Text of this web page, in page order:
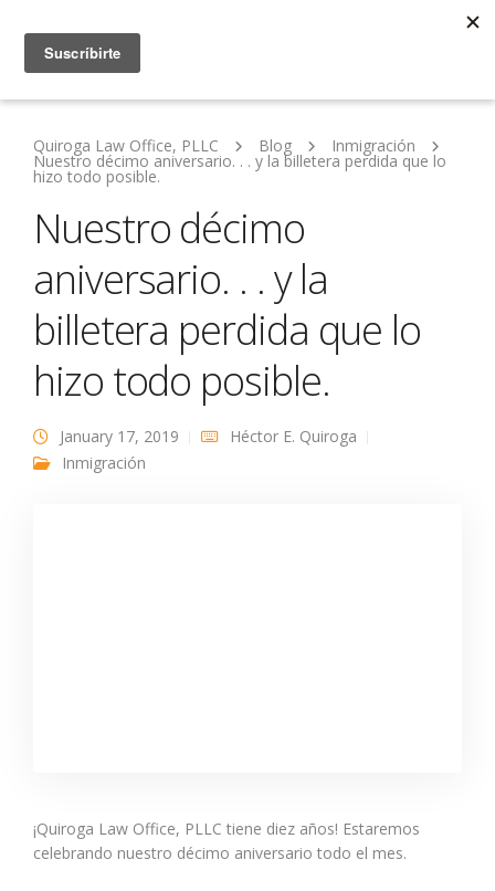
Quiroga Law Office, PLLC Blog Inmigración
Nuestro décimo aniversario. . . y la billetera perdida que lo
hizo todo posible.
Nuestro décimo
aniversario. . . y la
billetera perdida que lo
hizo todo posible.
January 17, 2019
Héctor E. Quiroga
Inmigración
¡Quiroga Law Office, PLLC tiene diez años! Estaremos
celebrando nuestro décimo aniversario todo el mes.